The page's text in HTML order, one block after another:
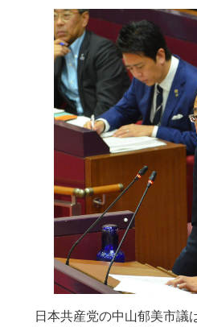
日本共産党の中山郁美市議